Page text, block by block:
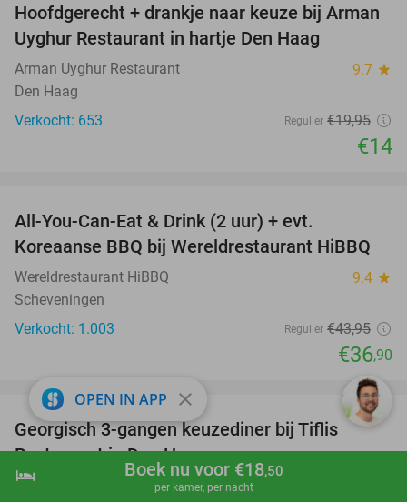
shopping_cart Boek nu
hotel Boek nu voor €18,50
per kamer, per nacht
30%
Hoofdgerecht + drankje naar keuze bij Arman
Uyghur Restaurant in hartje Den Haag
Arman Uyghur Restaurant 9.7 star
Den Haag
Verkocht: 653
Regulier €19,95
€14
All-You-Can-Eat & Drink (2 uur) + evt.
Koreaanse BBQ bij Wereldrestaurant HiBBQ
Wereldrestaurant HiBBQ 9.4 star
Scheveningen
Verkocht: 1.003
Regulier €43,95
€36,90
51%
favorite_border
Georgisch 3-gangen keuzediner bij Tiflis
Restaurant in Den Haag
Tiflis Restaurant
OPEN IN APP close